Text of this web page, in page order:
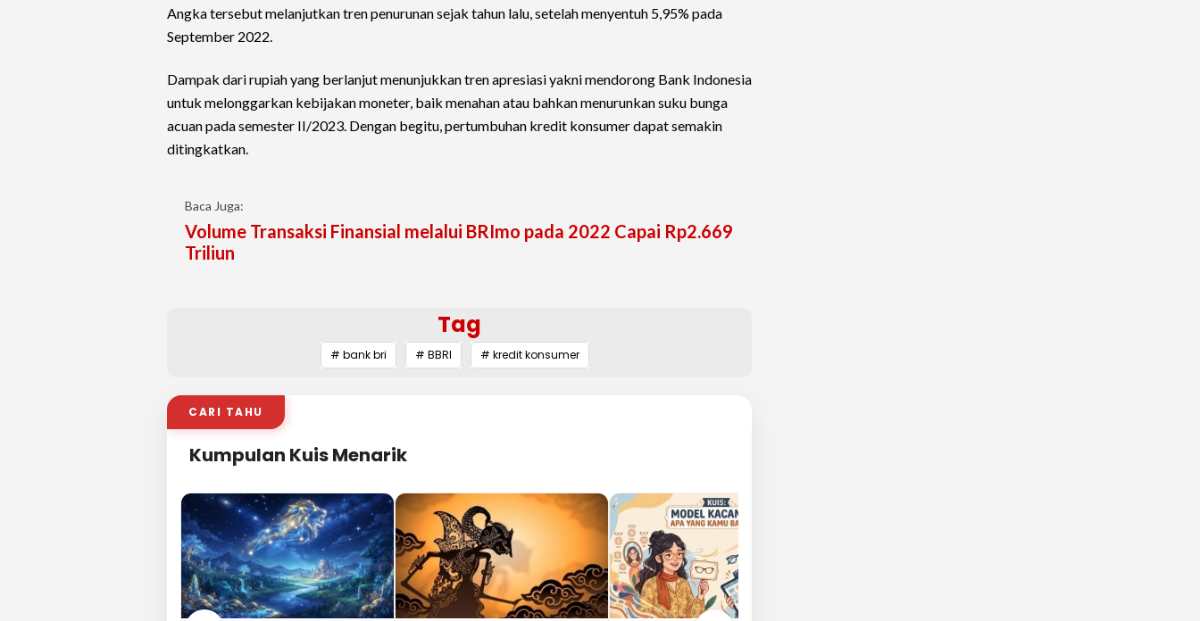
Angka tersebut melanjutkan tren penurunan sejak tahun lalu, setelah menyentuh 5,95% pada
September 2022.
Dampak dari rupiah yang berlanjut menunjukkan tren apresiasi yakni mendorong Bank Indonesia
untuk melonggarkan kebijakan moneter, baik menahan atau bahkan menurunkan suku bunga
acuan pada semester II/2023. Dengan begitu, pertumbuhan kredit konsumer dapat semakin
ditingkatkan.
Baca Juga:
Volume Transaksi Finansial melalui BRImo pada 2022 Capai Rp2.669
Triliun
Tag
# bank bri # BBRI # kredit konsumer
CARI TAHU
Kumpulan Kuis Menarik